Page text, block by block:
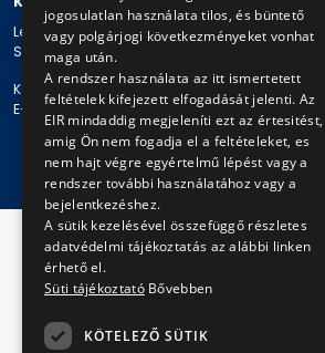
Levelezési cím: 1980 Budapest, Pf. 11.
Székhely: 1980 Budapest, Akácfa u. 15.
Központi telefonszám: + 36 1 461-65-00
E-mail cím: bkv@bkv.hu
jogosulatlan használata tilos, és büntető
vagy polgárjogi következményeket vonhat
maga után.
A rendszer használata az itt ismertetett
feltételek kifejezett elfogadását jelenti. Az
EIR mindaddig megjeleníti ezt az értesitést,
amig Ön nem fogadja el a feltételeket, es
nem hajt végre egyértelmű lépést vagy a
rendszer további használatához vagy a
bejelentkezéshez.
A sütik kezelésével összefüggő részletes
adatvédelmi tájékoztatás az alábbi linken
érhető el.
Süti tájékoztató Bővebben
KÖTELEZŐ SÜTIK